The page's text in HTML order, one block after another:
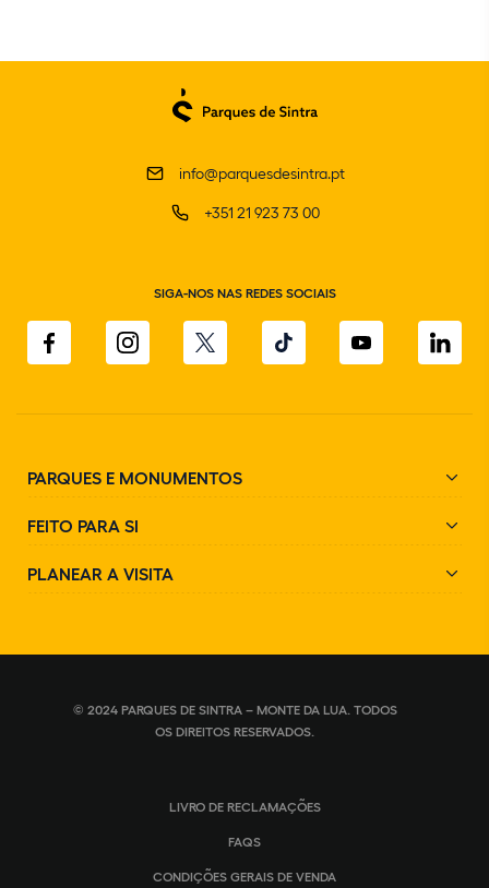
info@parquesdesintra.pt
+351 21 923 73 00
SIGA-NOS NAS REDES SOCIAIS
PARQUES E MONUMENTOS
FEITO PARA SI
PLANEAR A VISITA
© 2024 PARQUES DE SINTRA – MONTE DA LUA. TODOS
OS DIREITOS RESERVADOS.
LIVRO DE RECLAMAÇÕES
FAQS
CONDIÇÕES GERAIS DE VENDA